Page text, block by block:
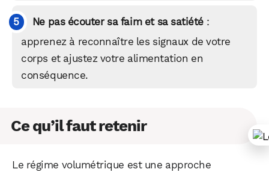
Ne pas écouter sa faim et sa satiété:
apprenez à reconnaître les signaux de votre
corps et ajustez votre alimentation en
conséquence.
Ce qu’il faut retenir
Le régime volumétrique est une approche